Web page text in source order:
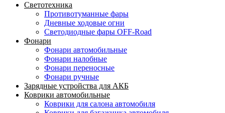
Светотехника
Противотуманные фары
Дневные ходовые огни
Светодиодные фары OFF-Road
Фонари
Фонари автомобильные
Фонари налобные
Фонари переносные
Фонари ручные
Зарядные устройства для АКБ
Коврики автомобильные
Коврики для салона автомобиля